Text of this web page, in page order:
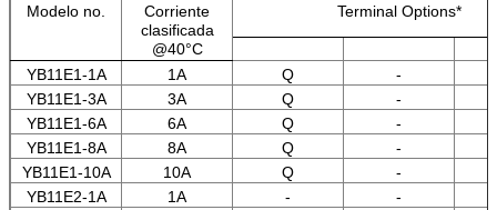
Modelo no.
Corriente
clasificada
@40°C
Terminal Options*
YB11E1-1A 1A Q
-
YB11E1-3A
3A Q
-
YB11E1-6A
6A Q
-
YB11E1-8A
8A Q
-
YB11E1-10A
10A Q
-
YB11E2-1A
1A -
-